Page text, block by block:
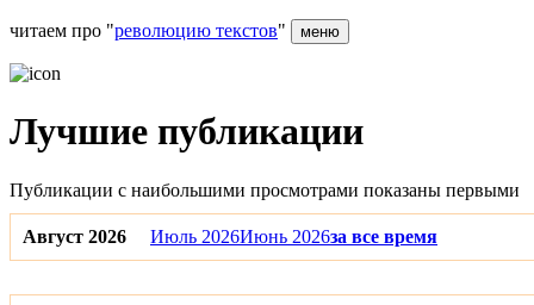
читаем про "революцию текстов" меню
Лучшие публикации
Публикации с наибольшими просмотрами показаны первыми
Август 2026 Июль 2026Июнь 2026за все время